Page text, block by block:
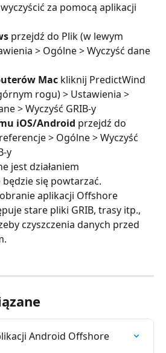
za pomocą aplikacji
przejdź do Plik (w lewym
> Ogólne > Wyczyść dane
Mac kliknij PredictWind
rogu) > Ustawienia >
> Wyczyść GRIB-y
iOS/Android przejdź do
> Ogólne > Wyczyść
y
jest działaniem
będzie się powtarzać.
aplikacji Offshore
stare pliki GRIB, trasy itp.,
czyszczenia danych przed
Android Offshore